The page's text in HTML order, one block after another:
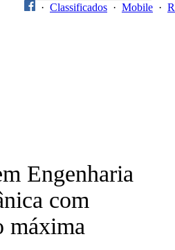
· Classificados · Mobile ·
Engenharia
com
máxima